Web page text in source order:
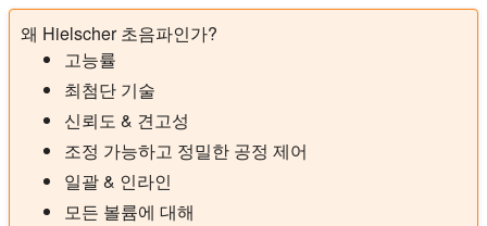
왜 Hielscher 초음파인가?
고능률
최첨단 기술
신뢰도 & 견고성
조정 가능하고 정밀한 공정 제어
일괄 & 인라인
모든 볼륨에 대해